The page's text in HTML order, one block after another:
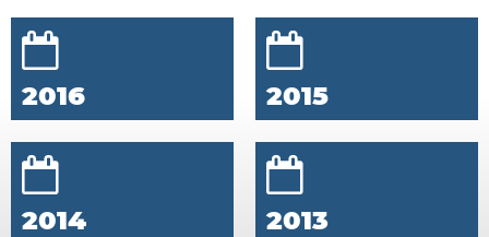
2016 2015
2014 2013